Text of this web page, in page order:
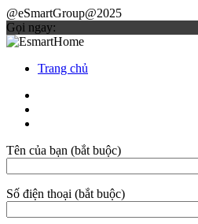
@eSmartGroup@2025
Gọi ngay:
Trang chủ
Tên của bạn (bắt buộc)
Số điện thoại (bắt buộc)